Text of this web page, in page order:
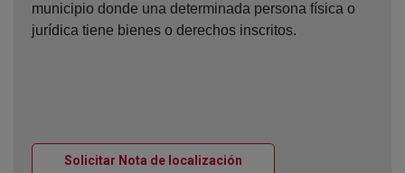
municipio donde una determinada persona física o
jurídica tiene bienes o derechos inscritos.
Solicitar Nota de localización